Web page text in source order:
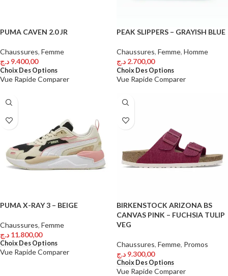
PUMA CAVEN 2.0 JR
Chaussures, Femme
9.400,00 د.ج
Choix Des Options
Vue RapideComparer
PEAK SLIPPERS – GRAYISH BLUE
Chaussures, Femme, Homme
2.700,00 د.ج
Choix Des Options
Vue RapideComparer
PUMA X-RAY 3 – BEIGE
Chaussures, Femme
11.800,00 د.ج
Choix Des Options
Vue RapideComparer
BIRKENSTOCK ARIZONA BS
CANVAS PINK – FUCHSIA TULIP
VEG
Chaussures, Femme, Promos
9.300,00 د.ج
Choix Des Options
Vue RapideComparer